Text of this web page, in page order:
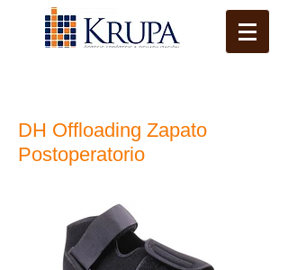
DH Offloading Zapato
Postoperatorio